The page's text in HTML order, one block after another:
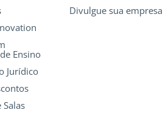
Ensino
Jurídico
Salas
Divulgue sua empresa